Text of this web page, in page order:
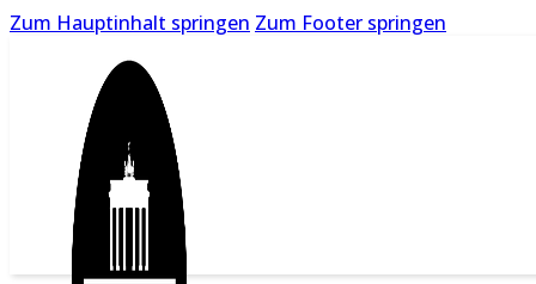
Zum Hauptinhalt springen Zum Footer springen